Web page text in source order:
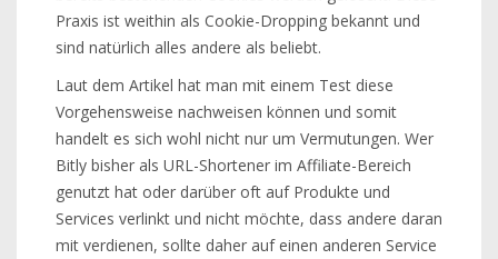
Praxis ist weithin als Cookie-Dropping bekannt und
sind natürlich alles andere als beliebt.
Laut dem Artikel hat man mit einem Test diese
Vorgehensweise nachweisen können und somit
handelt es sich wohl nicht nur um Vermutungen. Wer
Bitly bisher als URL-Shortener im Affiliate-Bereich
genutzt hat oder darüber oft auf Produkte und
Services verlinkt und nicht möchte, dass andere daran
mit verdienen, sollte daher auf einen anderen Service